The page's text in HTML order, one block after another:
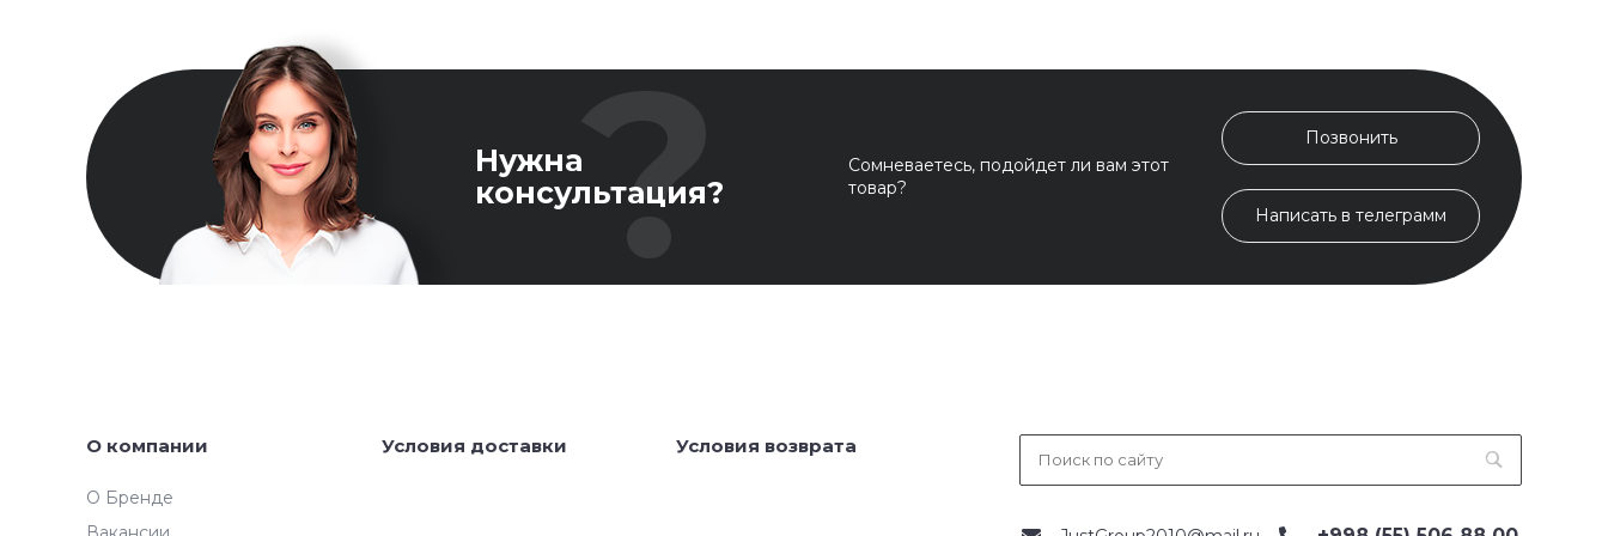
Нужна
консультация?
Сомневаетесь, подойдет ли вам этот
товар?
Позвонить
Написать в телеграмм
О компании
О Бренде
Условия доставки Условия возврата